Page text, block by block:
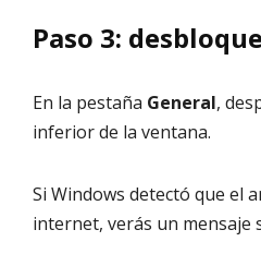
Paso 3:
En la pestaña General,
inferior de la ventana.
Si Windows detectó que el
internet, verás un mensaje